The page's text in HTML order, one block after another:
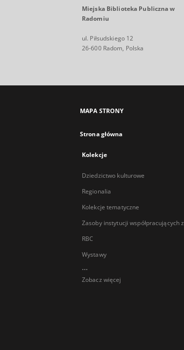
Miejska Biblioteka Publiczna w
Radomiu
ul. Piłsudskiego 12
26-600 Radom, Polska
MAPA STRONY
Strona główna
Kolekcje
Dziedzictwo kulturowe
Regionalia
Kolekcje tematyczne
Zasoby instytucji współpracujących z
RBC
Wystawy
...
Zobacz więcej